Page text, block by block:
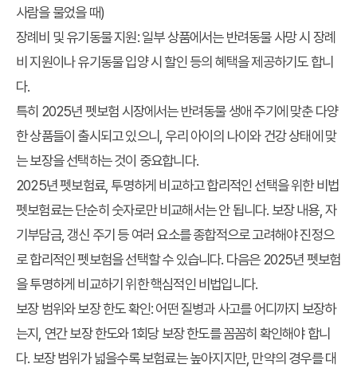
사람을 물었을 때)
장례비 및 유기동물 지원: 일부 상품에서는 반려동물 사망 시 장례
비 지원이나 유기동물 입양 시 할인 등의 혜택을 제공하기도 합니
다.
특히 2025년 펫보험 시장에서는 반려동물 생애 주기에 맞춘 다양
한 상품들이 출시되고 있으니, 우리 아이의 나이와 건강 상태에 맞
는 보장을 선택하는 것이 중요합니다.
2025년 펫보험료, 투명하게 비교하고 합리적인 선택을 위한 비법
펫보험료는 단순히 숫자로만 비교해서는 안 됩니다. 보장 내용, 자
기부담금, 갱신 주기 등 여러 요소를 종합적으로 고려해야 진정으
로 합리적인 펫보험을 선택할 수 있습니다. 다음은 2025년 펫보험
을 투명하게 비교하기 위한 핵심적인 비법입니다.
보장 범위와 보장 한도 확인: 어떤 질병과 사고를 어디까지 보장하
는지, 연간 보장 한도와 1회당 보장 한도를 꼼꼼히 확인해야 합니
다. 보장 범위가 넓을수록 보험료는 높아지지만, 만약의 경우를 대